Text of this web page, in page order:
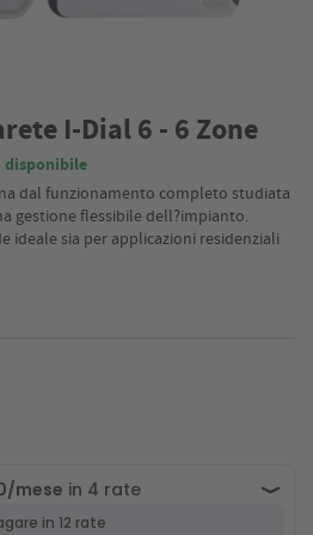
I-Dial 6 - 6 Zone
disponibile
dal funzionamento completo studiata
gestione flessibile dell?impianto.
ideale sia per applicazioni residenziali